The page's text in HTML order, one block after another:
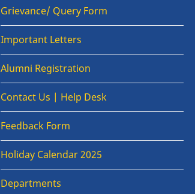
Grievance/ Query Form
Important Letters
Alumni Registration
Contact Us | Help Desk
Feedback Form
Holiday Calendar 2025
Departments